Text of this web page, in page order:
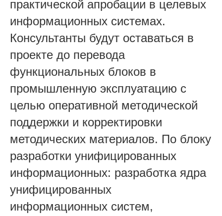
практической апробации в целевых
информационных системах.
Консультанты будут оставаться в
проекте до перевода
функциональных блоков в
промышленную эксплуатацию с
целью оперативной методической
поддержки и корректировки
методических материалов. По блоку
разработки унифицированных
информационных: разработка ядра
унифицированных
информационных систем,